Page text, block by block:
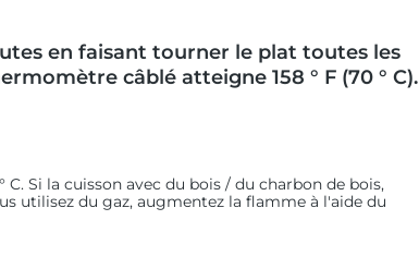
en faisant tourner le plat toutes les
câblé atteigne 158 ° F (70 ° C).
Si la cuisson avec du bois / du charbon de bois,
utilisez du gaz, augmentez la flamme à l'aide du